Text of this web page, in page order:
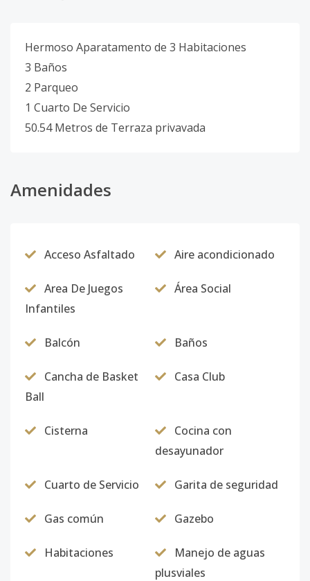
Hermoso Aparatamento de 3 Habitaciones
3 Baños
2 Parqueo
1 Cuarto De Servicio
50.54 Metros de Terraza privavada
Amenidades
Acceso Asfaltado Aire acondicionado
Area De Juegos
Infantiles
Área Social
Balcón Baños
Cancha de Basket
Ball
Casa Club
Cisterna
Cocina con
desayunador
Cuarto de Servicio Garita de seguridad
Gas común Gazebo
Habitaciones
Manejo de aguas
plusviales